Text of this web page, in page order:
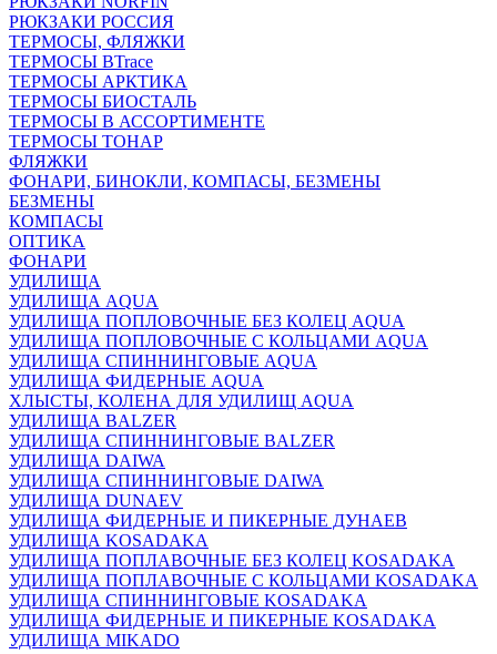
РЮКЗАКИ РОССИЯ
ТЕРМОСЫ, ФЛЯЖКИ
ТЕРМОСЫ BTrace
ТЕРМОСЫ АРКТИКА
ТЕРМОСЫ БИОСТАЛЬ
ТЕРМОСЫ В АССОРТИМЕНТЕ
ТЕРМОСЫ ТОНАР
ФЛЯЖКИ
ФОНАРИ, БИНОКЛИ, КОМПАСЫ, БЕЗМЕНЫ
БЕЗМЕНЫ
КОМПАСЫ
ОПТИКА
ФОНАРИ
УДИЛИЩА
УДИЛИЩА AQUA
УДИЛИЩА ПОПЛОВОЧНЫЕ БЕЗ КОЛЕЦ AQUA
УДИЛИЩА ПОПЛОВОЧНЫЕ С КОЛЬЦАМИ AQUA
УДИЛИЩА СПИННИНГОВЫЕ AQUA
УДИЛИЩА ФИДЕРНЫЕ AQUA
ХЛЫСТЫ, КОЛЕНА ДЛЯ УДИЛИЩ AQUA
УДИЛИЩА BALZER
УДИЛИЩА СПИННИНГОВЫЕ BALZER
УДИЛИЩА DAIWA
УДИЛИЩА СПИННИНГОВЫЕ DAIWA
УДИЛИЩА DUNAEV
УДИЛИЩА ФИДЕРНЫЕ И ПИКЕРНЫЕ ДУНАЕВ
УДИЛИЩА KOSADAKA
УДИЛИЩА ПОПЛАВОЧНЫЕ БЕЗ КОЛЕЦ KOSADAKA
УДИЛИЩА ПОПЛАВОЧНЫЕ С КОЛЬЦАМИ KOSADAKA
УДИЛИЩА СПИННИНГОВЫЕ KOSADAKA
УДИЛИЩА ФИДЕРНЫЕ И ПИКЕРНЫЕ KOSADAKA
УДИЛИЩА MIKADO